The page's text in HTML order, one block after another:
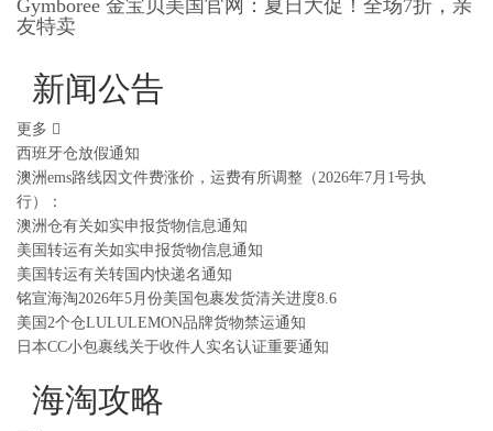
Gymboree 金宝贝美国官网：夏日大促！全场7折，亲
友特卖
新闻公告
更多
西班牙仓放假通知
澳洲ems路线因文件费涨价，运费有所调整（2026年7月1号执
行）：
澳洲仓有关如实申报货物信息通知
美国转运有关如实申报货物信息通知
美国转运有关转国内快递名通知
铭宣海淘2026年5月份美国包裹发货清关进度8.6
美国2个仓LULULEMON品牌货物禁运通知
日本CC小包裹线关于收件人实名认证重要通知
海淘攻略